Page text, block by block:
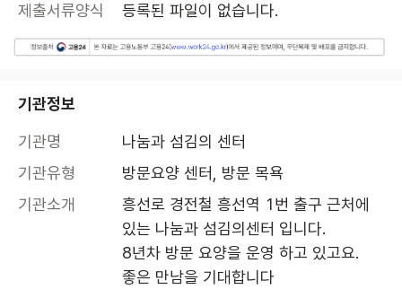
제출서류양식
등록된 파일이 없습니다.
기관정보
기관명
나눔과 섬김의 센터
기관유형
방문요양 센터, 방문 목욕
기관소개
흥선로 경전철 흥선역 1번 출구 근처에
있는 나눔과 섬김의센터 입니다.
8년차 방문 요양을 운영 하고 있고요.
좋은 만남을 기대합니다